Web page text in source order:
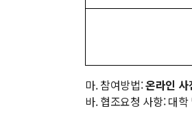
마. 참여방법:온라인 사
바. 협조요청 사항: 대